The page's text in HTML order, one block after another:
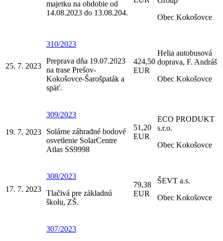
majetku na obdobie od
14.08.2023 do 13.08.204.
Obec Kokošovce
25. 7. 2023
310/2023
Preprava dňa 19.07.2023
na trase Prešov-
Kokošovce-Šarošpaták a
späť.
424,50
EUR
Helia autobusová
doprava, F. Andráš
Obec Kokošovce
19. 7. 2023
309/2023
Solárne záhradné bodové
osvetlenie SolarCentre
Atlas SS9998
51,20
EUR
ECO PRODUKT
s.r.o.
Obec Kokošovce
17. 7. 2023
308/2023
Tlačivá pre základnú
školu, ZŠ.
79,38
EUR
ŠEVT a.s.
Obec Kokošovce
307/2023